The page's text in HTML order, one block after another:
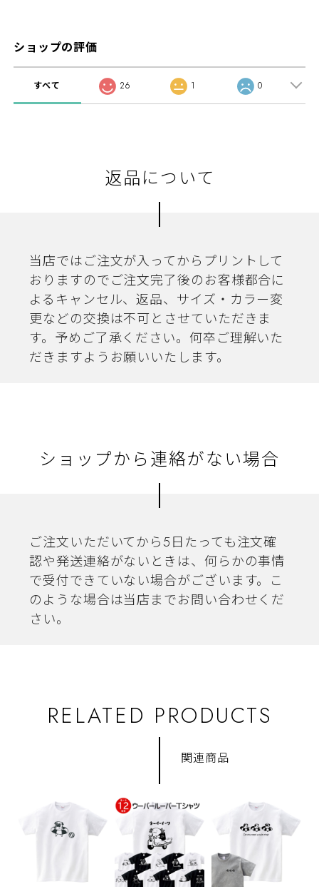
ショップの評価
すべて 26 1 0
返品について
当店ではご注文が入ってからプリントして
おりますのでご注文完了後のお客様都合に
よるキャンセル、返品、サイズ・カラー変
更などの交換は不可とさせていただきま
す。予めご了承ください。何卒ご理解いた
だきますようお願いいたします。
ショップから連絡がない場合
ご注文いただいてから5日たっても注文確
認や発送連絡がないときは、何らかの事情
で受付できていない場合がございます。こ
のような場合は当店までお問い合わせくだ
さい。
RELATED PRODUCTS
関連商品